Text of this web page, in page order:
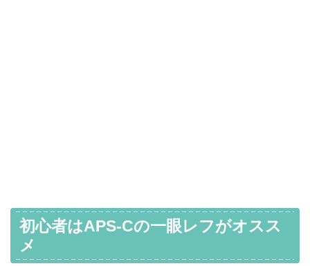
初心者はAPS-Cの一眼レフがオスス
メ